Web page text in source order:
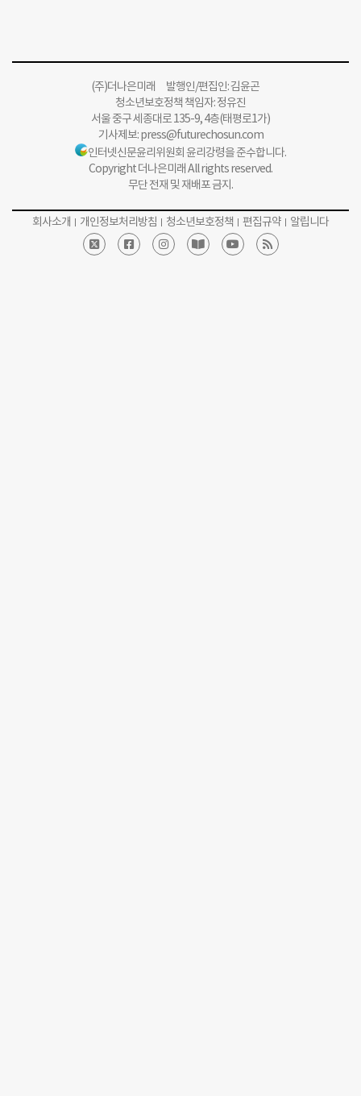
(주)더나은미래 발행인/편집인: 김윤곤
청소년보호정책 책임자: 정유진
서울 중구 세종대로 135-9, 4층(태평로1가)
기사제보:press@futurechosun.com
인터넷신문윤리위원회 윤리강령을 준수합니다.
Copyright 더나은미래 All rights reserved.
무단 전재 및 재배포 금지.
회사소개 개인정보처리방침 청소년보호정책 편집규약 알립니다